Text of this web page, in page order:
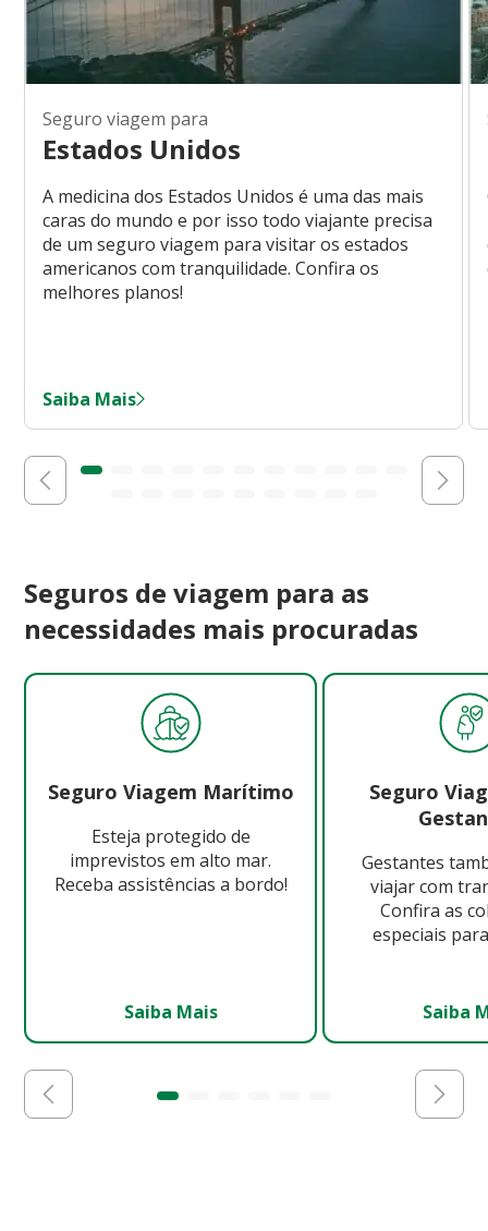
Seguro viagem para
Estados Unidos
A medicina dos Estados Unidos é uma das mais
caras do mundo e por isso todo viajante precisa
de um seguro viagem para visitar os estados
americanos com tranquilidade. Confira os
melhores planos!
Saiba Mais
Seguros de viagem para as
necessidades mais procuradas
Seguro Viagem Marítimo
Esteja protegido de
imprevistos em alto mar.
Receba assistências a bordo!
Saiba Mais
Seguro
Gestantes
viajar com
Confira as
especiais
Saiba